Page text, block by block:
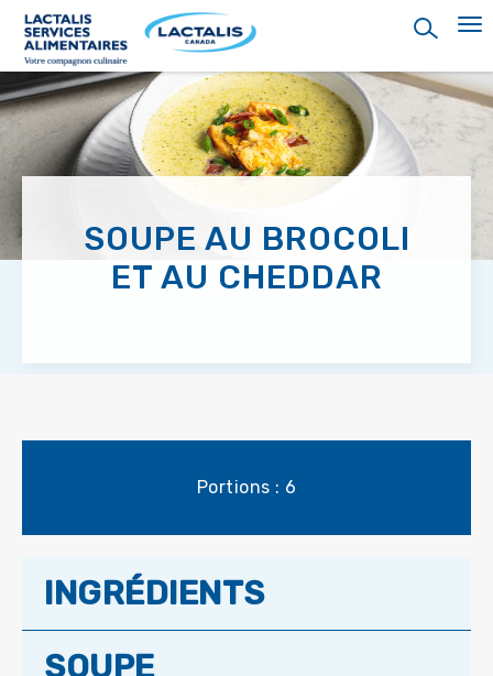
main
content
SOUPE AU BROCOLI
ET AU CHEDDAR
Portions : 6
INGRÉDIENTS
SOUPE